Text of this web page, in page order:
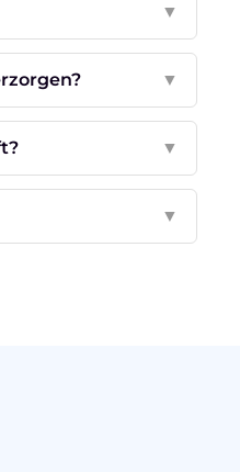
▼
▼
▼
▼